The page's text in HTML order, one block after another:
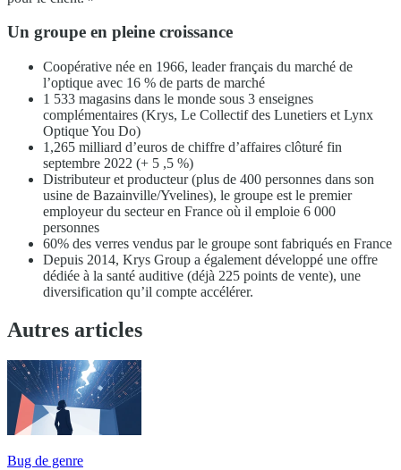
Un groupe en pleine croissance
Coopérative née en 1966, leader français du marché de
l’optique avec 16 % de parts de marché
1 533 magasins dans le monde sous 3 enseignes
complémentaires (Krys, Le Collectif des Lunetiers et Lynx
Optique You Do)
1,265 milliard d’euros de chiffre d’affaires clôturé fin
septembre 2022 (+ 5 ,5 %)
Distributeur et producteur (plus de 400 personnes dans son
usine de Bazainville/Yvelines), le groupe est le premier
employeur du secteur en France où il emploie 6 000
personnes
60% des verres vendus par le groupe sont fabriqués en France
Depuis 2014, Krys Group a également développé une offre
dédiée à la santé auditive (déjà 225 points de vente), une
diversification qu’il compte accélérer.
Autres articles
Bug de genre